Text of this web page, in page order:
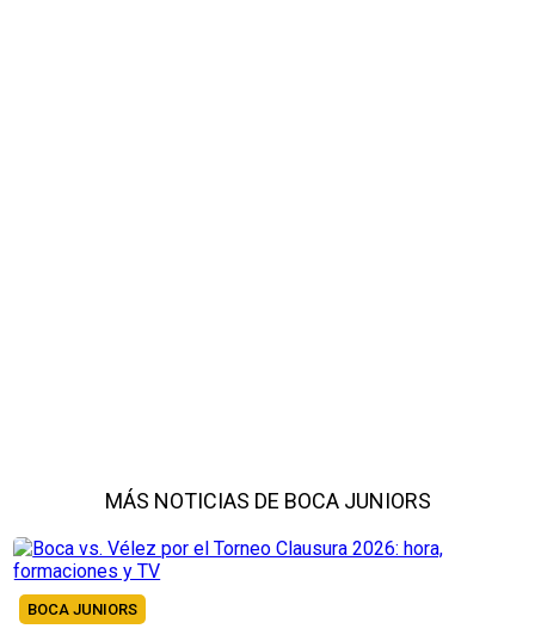
MÁS NOTICIAS DE BOCA JUNIORS
BOCA JUNIORS